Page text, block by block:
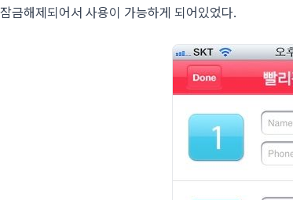
잠금해제되어서 사용이 가능하게 되어있었다.